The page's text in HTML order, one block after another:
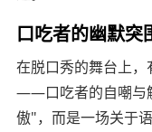
口吃者的幽默突
在脱口秀的舞台上
——口吃者的自嘲与
傲"，而是一场关于